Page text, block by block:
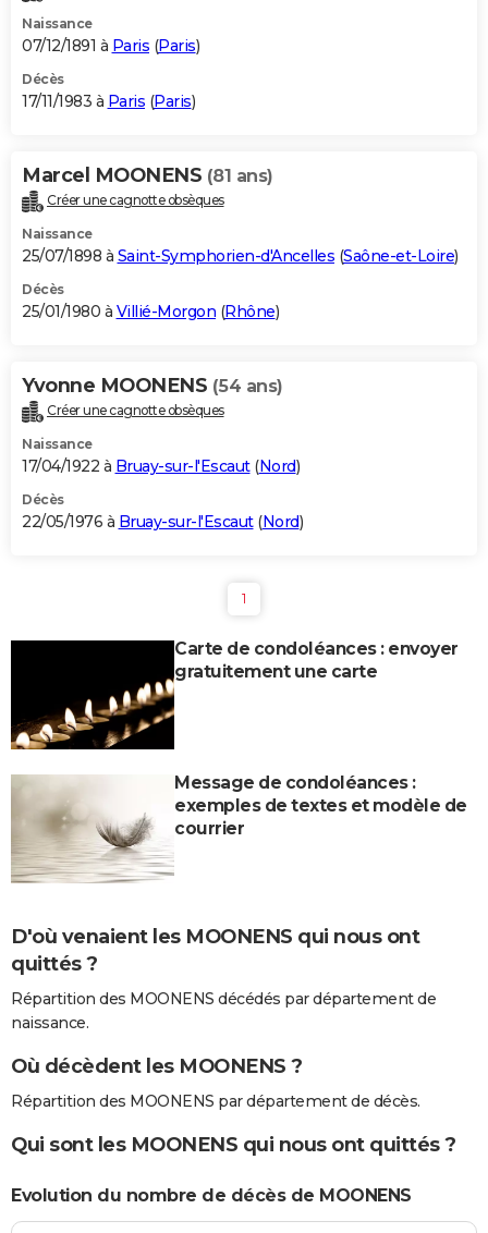
Naissance
07/12/1891 à Paris (Paris)
Décès
17/11/1983 à Paris (Paris)
Marcel MOONENS (81 ans)
Créer une cagnotte obsèques
Naissance
25/07/1898 à Saint-Symphorien-d'Ancelles (Saône-et-Loire)
Décès
25/01/1980 à Villié-Morgon (Rhône)
Yvonne MOONENS (54 ans)
Créer une cagnotte obsèques
Naissance
17/04/1922 à Bruay-sur-l'Escaut(Nord)
Décès
22/05/1976 à Bruay-sur-l'Escaut(Nord)
1
Carte de condoléances : envoyer
gratuitement une carte
Message de condoléances :
exemples de textes et modèle de
courrier
D'où venaient les MOONENS qui nous ont
quittés ?
Répartition des MOONENS décédés par département de
naissance.
Où décèdent les MOONENS ?
Répartition des MOONENS par département de décès.
Qui sont les MOONENS qui nous ont quittés ?
Evolution du nombre de décès de MOONENS